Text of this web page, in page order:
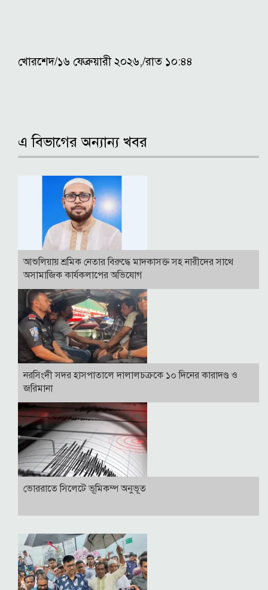
খোরশেদ/১৬ ফেব্রুয়ারী ২০২৬,/রাত ১০:৪৪
এ বিভাগের অন্যান্য খবর
আশুলিয়ায় শ্রমিক নেতার বিরুদ্ধে মাদকাসক্ত সহ নারীদের সাথে
অসামাজিক কার্যকলাপের অভিযোগ
নরসিংদী সদর হাসপাতালে দালালচক্রকে ১০ দিনের কারাদণ্ড ও
জরিমানা
ভোররাতে সিলেটে ভূমিকম্প অনুভূত